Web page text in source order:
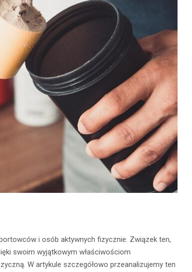
i osób aktywnych fizycznie. Związek ten,
swoim wyjątkowym właściwościom
W artykule szczegółowo przeanalizujemy ten